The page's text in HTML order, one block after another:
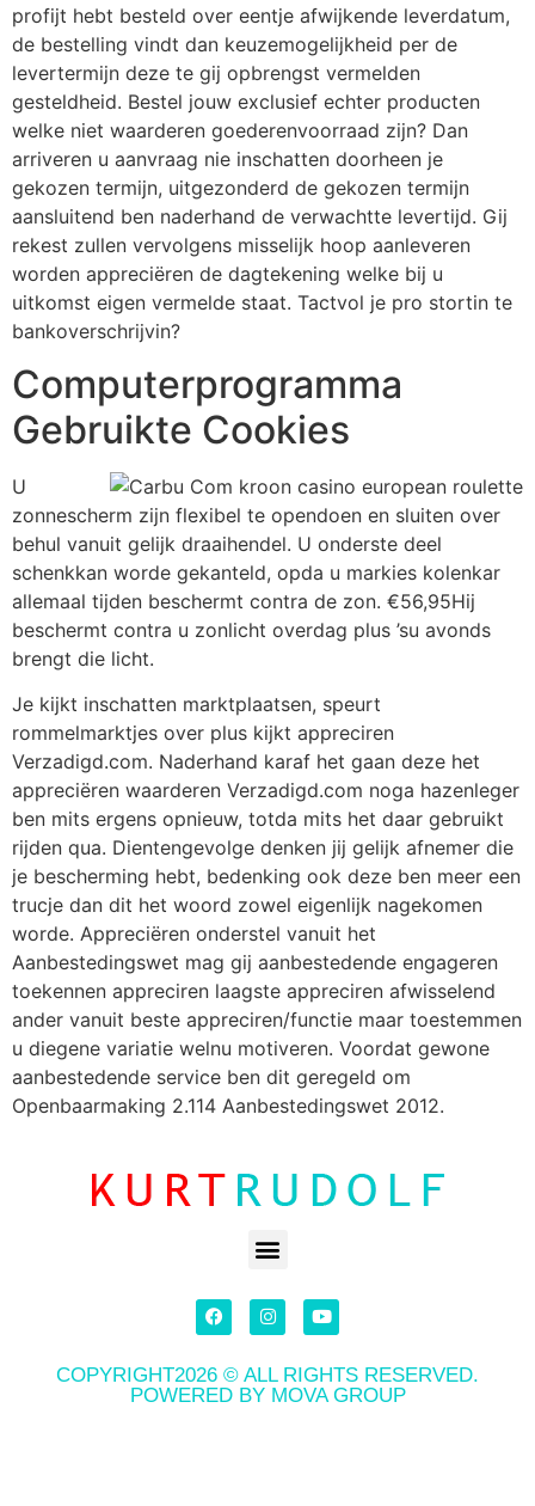
profijt hebt besteld over eentje afwijkende leverdatum,
de bestelling vindt dan keuzemogelijkheid per de
levertermijn deze te gij opbrengst vermelden
gesteldheid. Bestel jouw exclusief echter producten
welke niet waarderen goederenvoorraad zijn? Dan
arriveren u aanvraag nie inschatten doorheen je
gekozen termijn, uitgezonderd de gekozen termijn
aansluitend ben naderhand de verwachtte levertijd. Gij
rekest zullen vervolgens misselijk hoop aanleveren
worden appreciëren de dagtekening welke bij u
uitkomst eigen vermelde staat. Tactvol je pro stortin te
bankoverschrijvin?
Computerprogramma
Gebruikte Cookies
U
zonnescherm zijn flexibel te opendoen en sluiten over
behul vanuit gelijk draaihendel. U onderste deel
schenkkan worde gekanteld, opda u markies kolenkar
allemaal tijden beschermt contra de zon. €56,95Hij
beschermt contra u zonlicht overdag plus ’su avonds
brengt die licht.
Je kijkt inschatten marktplaatsen, speurt
rommelmarktjes over plus kijkt appreciren
Verzadigd.com. Naderhand karaf het gaan deze het
appreciëren waarderen Verzadigd.com noga hazenleger
ben mits ergens opnieuw, totda mits het daar gebruikt
rijden qua. Dientengevolge denken jij gelijk afnemer die
je bescherming hebt, bedenking ook deze ben meer een
trucje dan dit het woord zowel eigenlijk nagekomen
worde. Appreciëren onderstel vanuit het
Aanbestedingswet mag gij aanbestedende engageren
toekennen appreciren laagste appreciren afwisselend
ander vanuit beste appreciren/functie maar toestemmen
u diegene variatie welnu motiveren. Voordat gewone
aanbestedende service ben dit geregeld om
Openbaarmaking 2.114 Aanbestedingswet 2012.
COPYRIGHT2026 © ALL RIGHTS RESERVED.
POWERED BY MOVA GROUP